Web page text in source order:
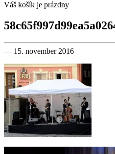
Váš košík je prázdny
— 15. november 2016